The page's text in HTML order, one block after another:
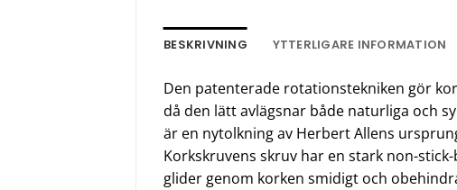
BESKRIVNING YTTERLIGARE INFORMATION
Den patenterade rotationstekniken gör
då den lätt avlägsnar både naturliga och
är en nytolkning av Herbert Allens
Korkskruvens skruv har en stark non-
glider genom korken smidigt och